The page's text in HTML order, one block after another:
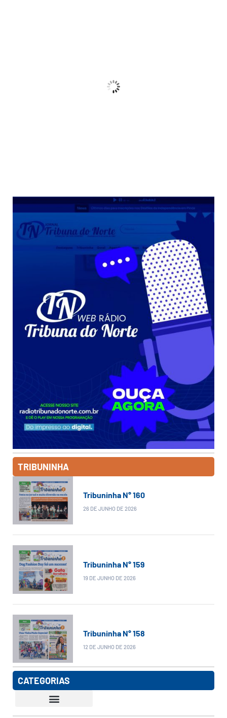
Wind Gust:10 Km/h
TRIBUNINHA
Tribuninha N° 160
26 DE JUNHO DE 2026
Tribuninha N° 159
19 DE JUNHO DE 2026
Tribuninha N° 158
12 DE JUNHO DE 2026
CATEGORIAS